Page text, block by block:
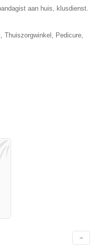
aan huis, klusdienst.
Thuiszorgwinkel, Pedicure,